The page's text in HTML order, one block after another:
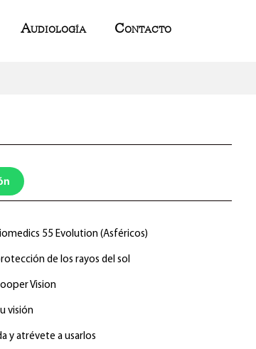
Audiología Contacto
55 Evolution (Asféricos)
de los rayos del sol
Vision
visión
y atrévete a usarlos